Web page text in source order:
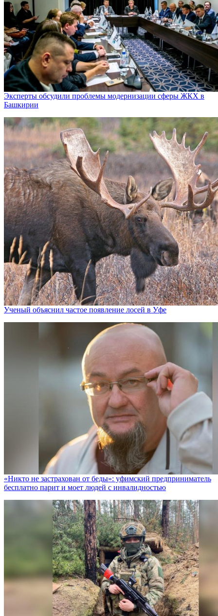
Эксперты обсудили проблемы модернизации сферы ЖКХ в
Башкирии
Ученый объяснил частое появление лосей в Уфе
«Никто не заcтрахован от беды»: уфимский предприниматель
бесплатно парит и моет людей с инвалидностью